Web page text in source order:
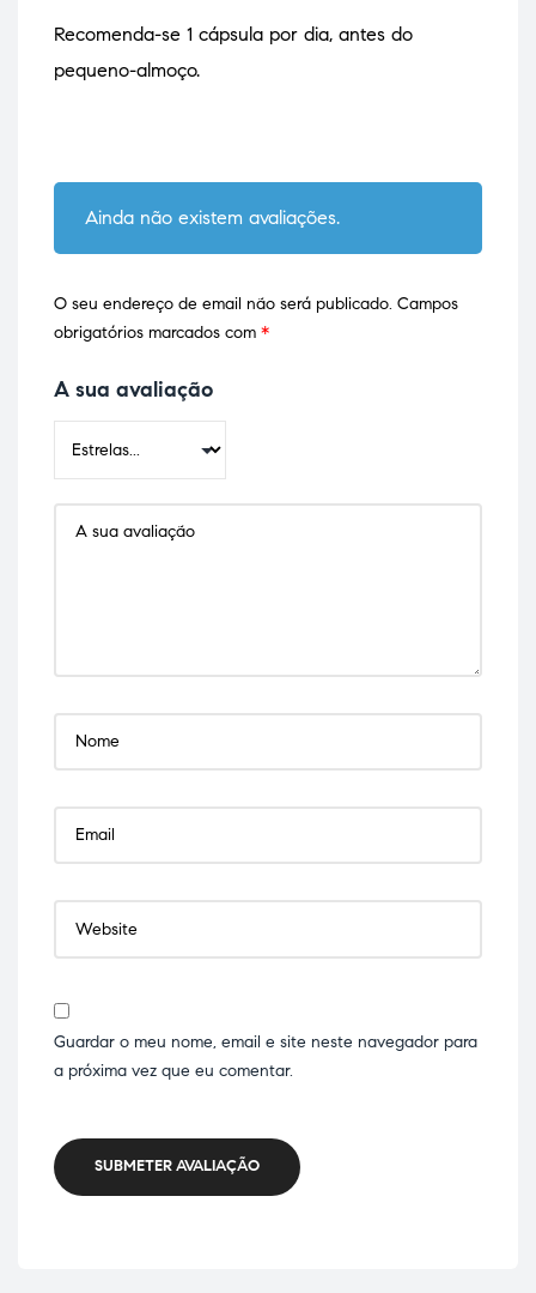
Recomenda-se 1 cápsula por dia, antes do
pequeno-almoço.
Ainda não existem avaliações.
O seu endereço de email não será publicado. Campos
obrigatórios marcados com *
A sua avaliação
Guardar o meu nome, email e site neste navegador para
a próxima vez que eu comentar.
SUBMETER AVALIAÇÃO